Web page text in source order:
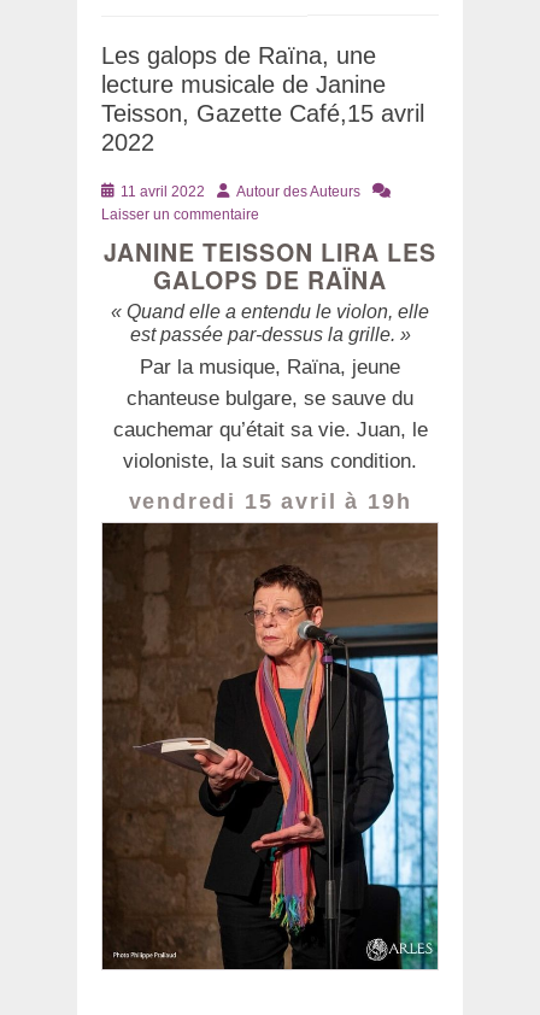
Les galops de Raïna, une
lecture musicale de Janine
Teisson, Gazette Café,15 avril
2022
Posté
le
11 avril 2022 AuteurAutour des Auteurs
Laisser un commentaire
JANINE TEISSON LIRA LES
GALOPS DE RAÏNA
« Quand elle a entendu le violon, elle
est passée par-dessus la grille. »
Par la musique, Raïna, jeune
chanteuse bulgare, se sauve du
cauchemar qu’était sa vie. Juan, le
violoniste, la suit sans condition.
vendredi 15 avril à 19h